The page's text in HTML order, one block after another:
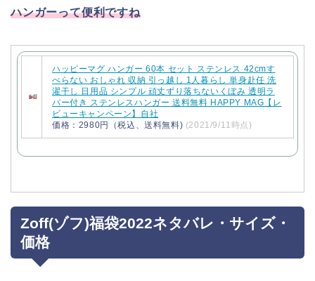
ハンガーって便利ですね
ハッピーマグ ハンガー 60本 セット ステンレス 42cmす
べらない おしゃれ 収納 引っ越し 1人暮らし 単身赴任 洗
濯干し 日用品 シンプル 頑丈ずり落ちないくぼみ 透明ラ
バー付き ステンレスハンガー 送料無料 HAPPY MAG【レ
ビューキャンペーン】自社
価格：2980円（税込、送料無料) (2021/9/11時点)
Zoff(ゾフ)福袋2022ネタバレ・サイズ・
価格